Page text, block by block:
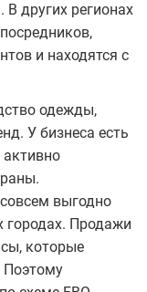
В других регионах
и находятся с
одежды,
У бизнеса есть
выгодно
Продажи
которые
Поэтому